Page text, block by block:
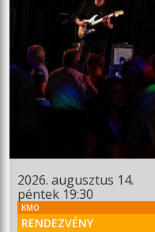
2026. augusztus 14.
péntek 19:30
KMO
RENDEZVÉNY